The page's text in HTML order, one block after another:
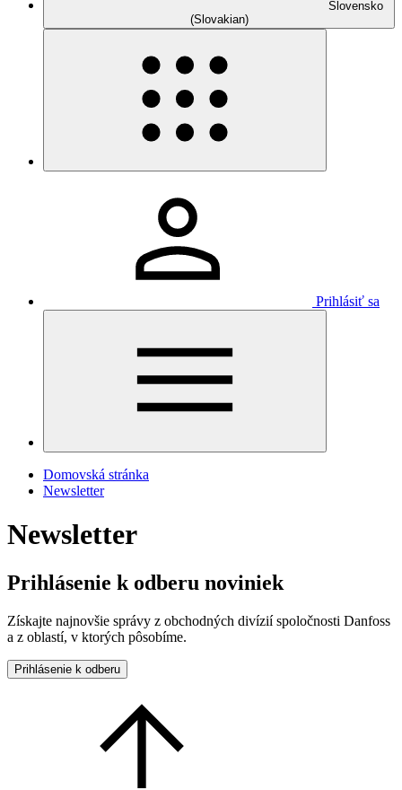
Slovensko
(Slovakian)
Prihlásiť sa
Domovská stránka
Newsletter
Newsletter
Prihlásenie k odberu noviniek
Získajte najnovšie správy z obchodných divízií spoločnosti Danfoss
a z oblastí, v ktorých pôsobíme.
Prihlásenie k odberu